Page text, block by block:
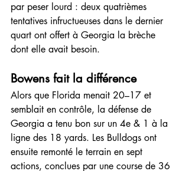
par peser lourd : deux quatrièmes
tentatives infructueuses dans le dernier
quart ont offert à Georgia la brèche
dont elle avait besoin.
Bowens fait la différence
Alors que Florida menait 20–17 et
semblait en contrôle, la défense de
Georgia a tenu bon sur un 4e & 1 à la
ligne des 18 yards. Les Bulldogs ont
ensuite remonté le terrain en sept
actions, conclues par une course de 36